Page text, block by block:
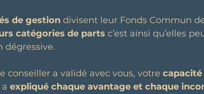
de gestion divisent leur Fonds Commun
catégories de parts c’est ainsi qu’elles
dégressive.
conseiller a validé avec vous, votre capacité
expliqué chaque avantage et chaque